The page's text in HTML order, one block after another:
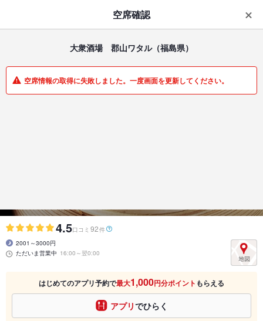
はじめてのアプリ予約で最大1,000円分ポイントもらえる
ダウンロード アプリで開く
一覧 マイメニュー
4.5口コミ 92件
2001～3000円
ただいま営業中 16:00～翌0:00
はじめてのアプリ予約で最大1,000円分ポイント もらえる
アプリでひらく
空席確認
大衆酒場 郡山ワタル（福島県）
空席情報の取得に失敗しました。一度画面を更新してください。